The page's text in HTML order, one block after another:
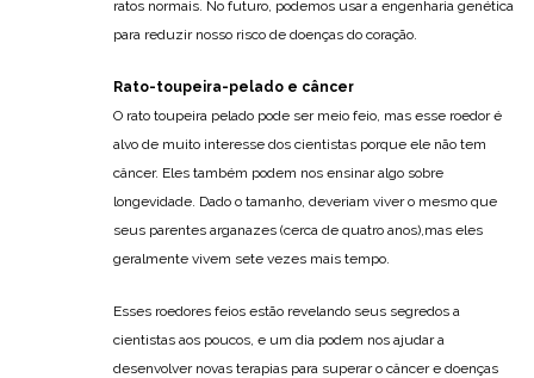
ratos normais. No futuro, podemos usar a engenharia genética
para reduzir nosso risco de doenças do coração.
Rato-toupeira-pelado e câncer
O rato toupeira pelado pode ser meio feio, mas esse roedor é
alvo de muito interesse dos cientistas porque ele não tem
câncer. Eles também podem nos ensinar algo sobre
longevidade. Dado o tamanho, deveriam viver o mesmo que
seus parentes arganazes (cerca de quatro anos),mas eles
geralmente vivem sete vezes mais tempo.
Esses roedores feios estão revelando seus segredos a
cientistas aos poucos, e um dia podem nos ajudar a
desenvolver novas terapias para superar o câncer e doenças